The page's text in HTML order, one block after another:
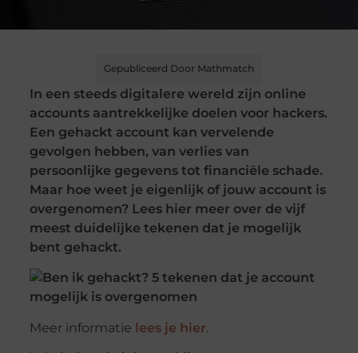
Gepubliceerd Door Mathmatch
In een steeds digitalere wereld zijn online
accounts aantrekkelijke doelen voor hackers.
Een gehackt account kan vervelende
gevolgen hebben, van verlies van
persoonlijke gegevens tot financiële schade.
Maar hoe weet je eigenlijk of jouw account is
overgenomen? Lees hier meer over de vijf
meest duidelijke tekenen dat je mogelijk
bent gehackt.
Meer informatie lees je hier.